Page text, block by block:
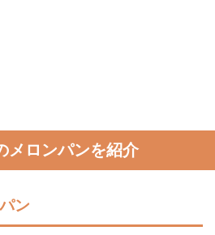
メロンパンを紹介
ン